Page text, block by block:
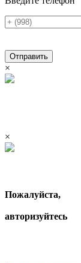
Отправить
×
×
Пожалуйста,
авторизуйтесь